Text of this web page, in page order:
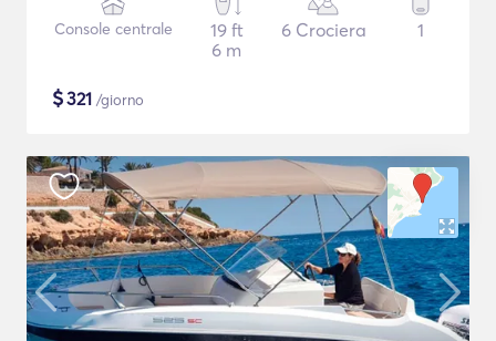
Console centrale
19 ft
6 m
6 Crociera 1
$321 /giorno